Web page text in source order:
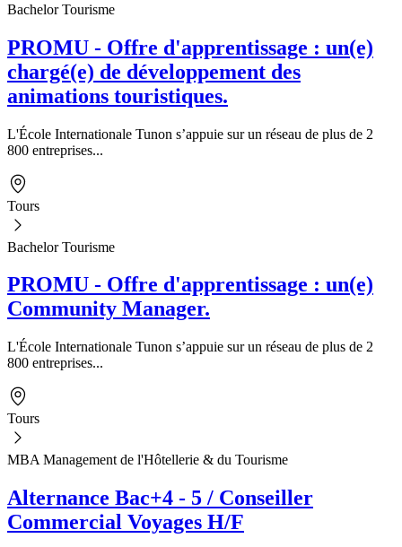
Bachelor Tourisme
PROMU - Offre d'apprentissage : un(e)
chargé(e) de développement des
animations touristiques.
L'École Internationale Tunon s’appuie sur un réseau de plus de 2
800 entreprises...
Tours
Bachelor Tourisme
PROMU - Offre d'apprentissage : un(e)
Community Manager.
L'École Internationale Tunon s’appuie sur un réseau de plus de 2
800 entreprises...
Tours
MBA Management de l'Hôtellerie & du Tourisme
Alternance Bac+4 - 5 / Conseiller
Commercial Voyages H/F